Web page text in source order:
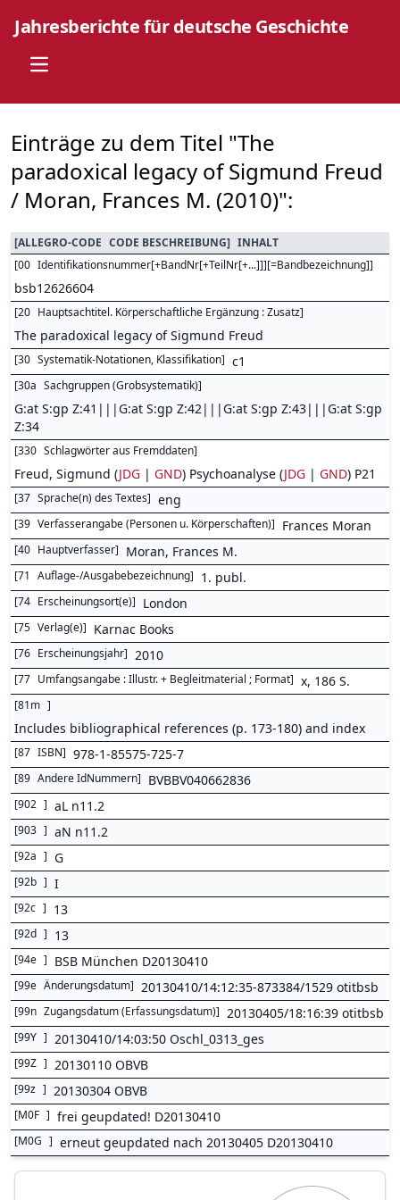
Jahresberichte für deutsche Geschichte
Open main menu
Einträge zu dem Titel "The
paradoxical legacy of Sigmund Freud
/ Moran, Frances M. (2010)":
[ALLEGRO-CODE CODE BESCHREIBUNG] INHALT
[00 Identifikationsnummer[+BandNr[+TeilNr[+...]]][=Bandbezeichnung]]
bsb12626604
[20 Hauptsachtitel. Körperschaftliche Ergänzung : Zusatz]
The paradoxical legacy of Sigmund Freud
[30 Systematik-Notationen, Klassifikation] c1
[30a Sachgruppen (Grobsystematik)]
G:at S:gp Z:41|||G:at S:gp Z:42|||G:at S:gp Z:43|||G:at S:gp
Z:34
[330 Schlagwörter aus Fremddaten]
Freud, Sigmund (JDG | GND) Psychoanalyse (JDG | GND) P21
[37 Sprache(n) des Textes] eng
[39 Verfasserangabe (Personen u. Körperschaften)] Frances Moran
[40 Hauptverfasser] Moran, Frances M.
[71 Auflage-/Ausgabebezeichnung] 1. publ.
[74 Erscheinungsort(e)] London
[75 Verlag(e)] Karnac Books
[76 Erscheinungsjahr] 2010
[77 Umfangsangabe : Illustr. + Begleitmaterial ; Format] x, 186 S.
[81m ]
Includes bibliographical references (p. 173-180) and index
[87 ISBN] 978-1-85575-725-7
[89 Andere IdNummern] BVBBV040662836
[902 ] aL n11.2
[903 ] aN n11.2
[92a ] G
[92b ] I
[92c ] 13
[92d ] 13
[94e ] BSB München D20130410
[99e Änderungsdatum] 20130410/14:12:35-873384/1529 otitbsb
[99n Zugangsdatum (Erfassungsdatum)] 20130405/18:16:39 otitbsb
[99Y ] 20130410/14:03:50 Oschl_0313_ges
[99Z ] 20130110 OBVB
[99z ] 20130304 OBVB
[M0F ] frei geupdated! D20130410
[M0G ] erneut geupdated nach 20130405 D20130410